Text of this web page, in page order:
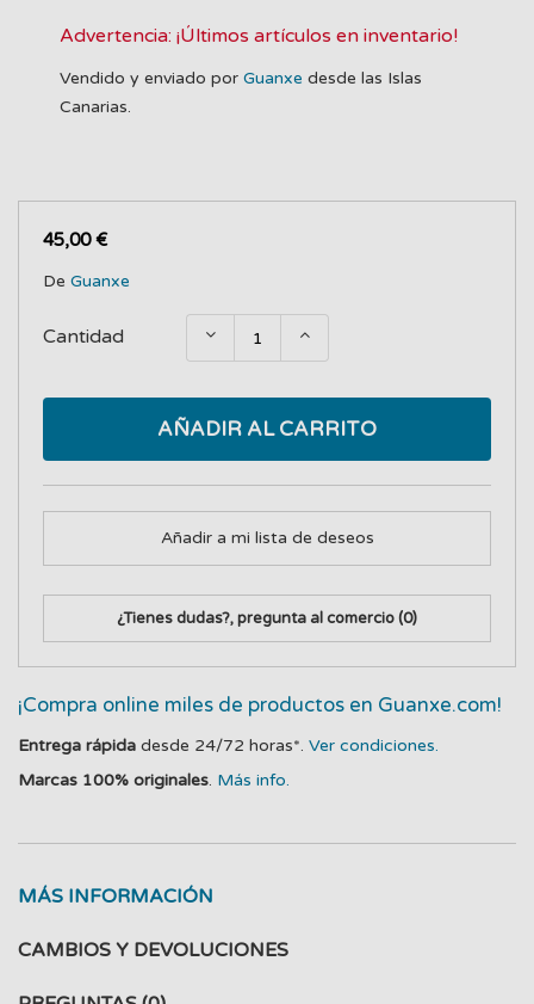
Advertencia: ¡Últimos artículos en inventario!
Vendido y enviado por Guanxe desde las Islas
Canarias.
45,00 €
De Guanxe
Cantidad
AÑADIR AL CARRITO
Añadir a mi lista de deseos
¿Tienes dudas?, pregunta al comercio(0)
¡Compra online miles de productos en Guanxe.com!
Entrega rápida desde 24/72 horas*. Ver condiciones.
Marcas 100% originales. Más info.
MÁS INFORMACIÓN
CAMBIOS Y DEVOLUCIONES